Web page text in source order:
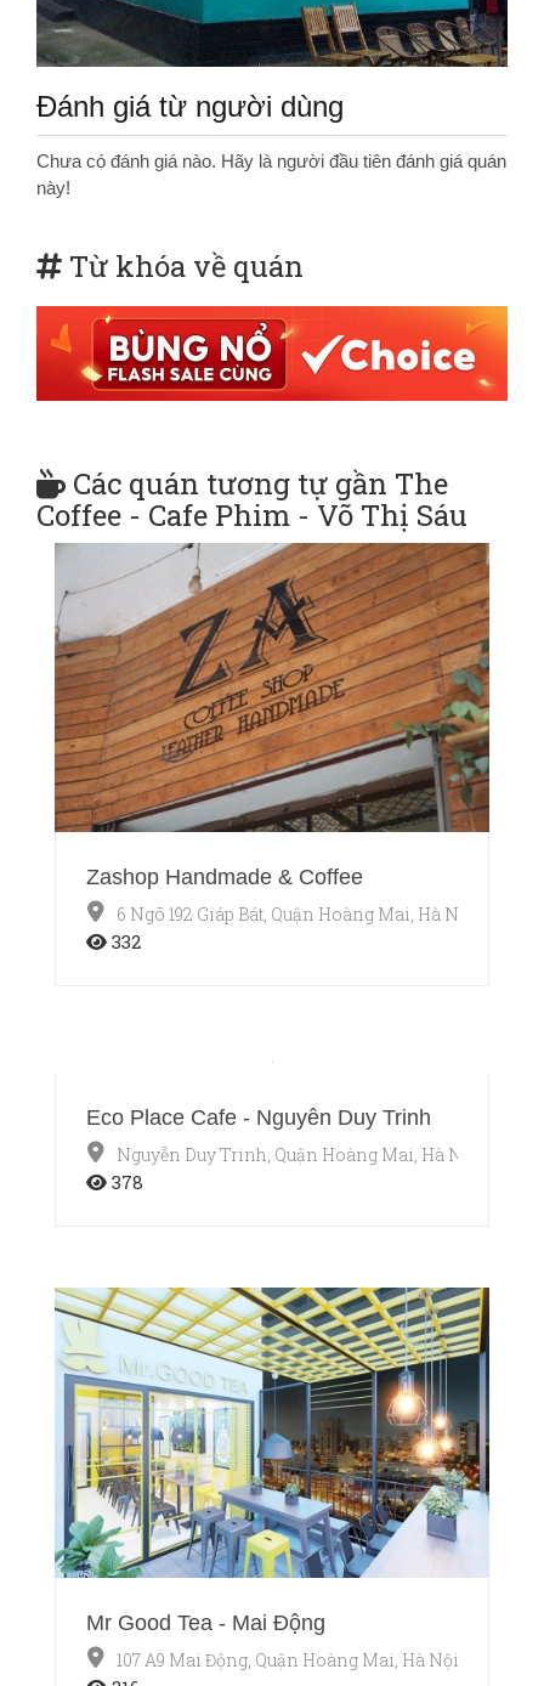
Đánh giá từ người dùng
Chưa có đánh giá nào. Hãy là người đầu tiên đánh giá quán
này!
Từ khóa về quán
Các quán tương tự gần The
Coffee - Cafe Phim - Võ Thị Sáu
Zashop Handmade & Coffee
6 Ngõ 192 Giáp Bát, Quận Hoàng Mai, Hà Nội
332
Eco Place Cafe - Nguyễn Duy Trinh
Nguyễn Duy Trinh, Quận Hoàng Mai, Hà Nội
378
Mr Good Tea - Mai Động
107 A9 Mai Động, Quận Hoàng Mai, Hà Nội